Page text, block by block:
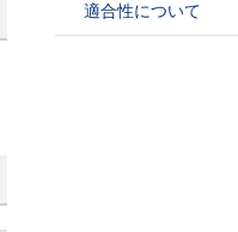
適合性について